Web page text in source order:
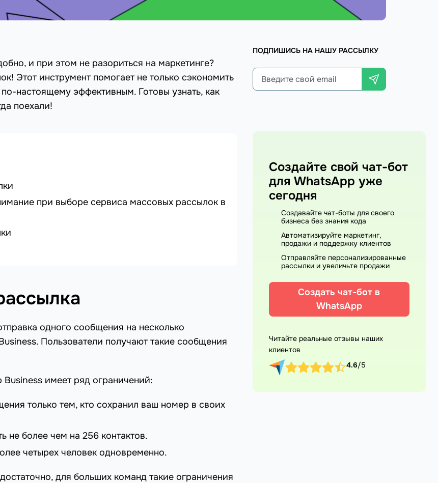
и при этом не разориться на маркетинге?
Этот инструмент помогает не только сэкономить
настоящему эффективным. Готовы узнать, как
поехали!
при выборе сервиса массовых рассылок в
одного сообщения на несколько
Пользователи получают такие сообщения
имеет ряд ограничений:
только тем, кто сохранил ваш номер в своих
более чем на 256 контактов.
четырех человек одновременно.
для больших команд такие ограничения
ПОДПИШИСЬ НА НАШУ РАССЫЛКУ
Создайте свой чат-бот
для WhatsApp уже
сегодня
Создавайте чат-боты для своего
бизнеса без знания кода
Автоматизируйте маркетинг,
продажи и поддержку клиентов
Отправляйте персонализированные
рассылки и увеличьте продажи
Создать чат-бот в
WhatsApp
Читайте реальные отзывы наших
клиентов
4.6/5